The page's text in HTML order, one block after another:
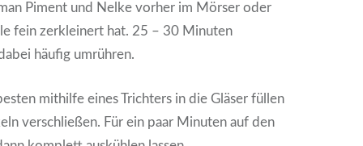
Piment und Nelke vorher im Mörser oder
fein zerkleinert hat. 25 – 30 Minuten
häufig umrühren.
mithilfe eines Trichters in die Gläser füllen
verschließen. Für ein paar Minuten auf den